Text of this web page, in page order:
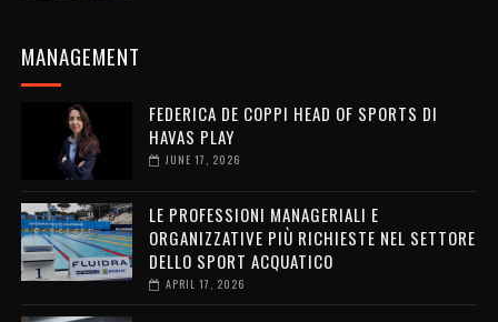
MANAGEMENT
FEDERICA DE COPPI HEAD OF SPORTS DI
HAVAS PLAY
JUNE 17, 2026
LE PROFESSIONI MANAGERIALI E
ORGANIZZATIVE PIÙ RICHIESTE NEL SETTORE
DELLO SPORT ACQUATICO
APRIL 17, 2026